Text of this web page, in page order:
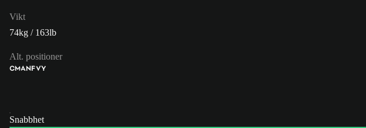
Vikt
74kg / 163lb
Alt. positioner
CMANFVY
Snabbhet